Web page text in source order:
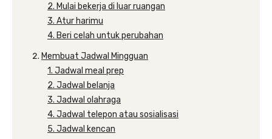
2. Mulai bekerja di luar ruangan
3. Atur harimu
4. Beri celah untuk perubahan
Membuat Jadwal Mingguan
1. Jadwal meal prep
2. Jadwal belanja
3. Jadwal olahraga
4. Jadwal telepon atau sosialisasi
5. Jadwal kencan